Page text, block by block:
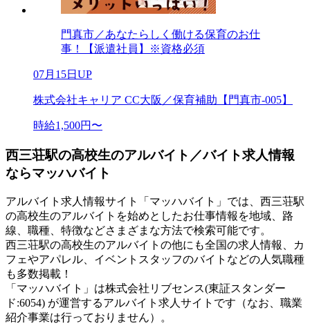
門真市／あなたらしく働ける保育のお仕
事！【派遣社員】※資格必須
07月15日UP
株式会社キャリア CC大阪／保育補助【門真市-005】
時給1,500円〜
西三荘駅の高校生のアルバイト／バイト求人情報
ならマッハバイト
アルバイト求人情報サイト「マッハバイト」では、西三荘駅
の高校生のアルバイトを始めとしたお仕事情報を地域、路
線、職種、特徴などさまざまな方法で検索可能です。
西三荘駅の高校生のアルバイトの他にも全国の求人情報、カ
フェやアパレル、イベントスタッフのバイトなどの人気職種
も多数掲載！
「マッハバイト」は株式会社リブセンス(東証スタンダー
ド:6054) が運営するアルバイト求人サイトです（なお、職業
紹介事業は行っておりません）。